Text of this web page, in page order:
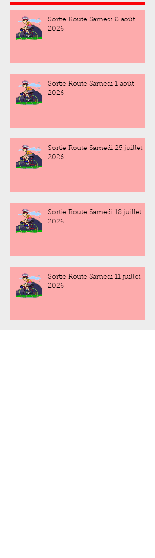
Sortie Route Samedi 8 août
2026
Sortie Route Samedi 1 août
2026
Sortie Route Samedi 25 juillet
2026
Sortie Route Samedi 18 juillet
2026
Sortie Route Samedi 11 juillet
2026